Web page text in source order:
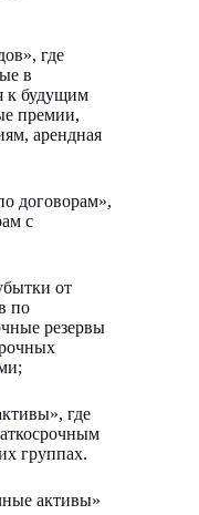
где
в
к будущим
премии,
арендная
договорам»,
с
от
по
резервы
где
группах.
активы»